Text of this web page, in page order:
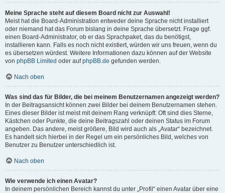
Meine Sprache steht auf diesem Board nicht zur Auswahl!
Meist hat die Board-Administration entweder deine Sprache nicht installiert
oder niemand hat das Forum bislang in deine Sprache übersetzt. Frage ggf.
einen Board-Administrator, ob er das Sprachpaket, das du benötigst,
installieren kann. Falls es noch nicht existiert, würden wir uns freuen, wenn du
es übersetzen würdest. Weitere Informationen dazu können auf der Website
von phpBB Limited oder aufphpBB.de gefunden werden.
Nach oben
Was sind das für Bilder, die bei meinem Benutzernamen angezeigt werden?
In der Beitragsansicht können zwei Bilder bei deinem Benutzernamen stehen.
Eines dieser Bilder ist meist mit deinem Rang verknüpft: Oft sind dies Sterne,
Kästchen oder Punkte, die deine Beitragszahl oder deinen Status im Forum
angeben. Das andere, meist größere, Bild wird auch als „Avatar“ bezeichnet.
Es handelt sich hierbei in der Regel um ein persönliches Bild, welches von
Benutzer zu Benutzer unterschiedlich ist.
Nach oben
Wie verwende ich einen Avatar?
In deinem persönlichen Bereich kannst du unter „Profil“ einen Avatar über eine